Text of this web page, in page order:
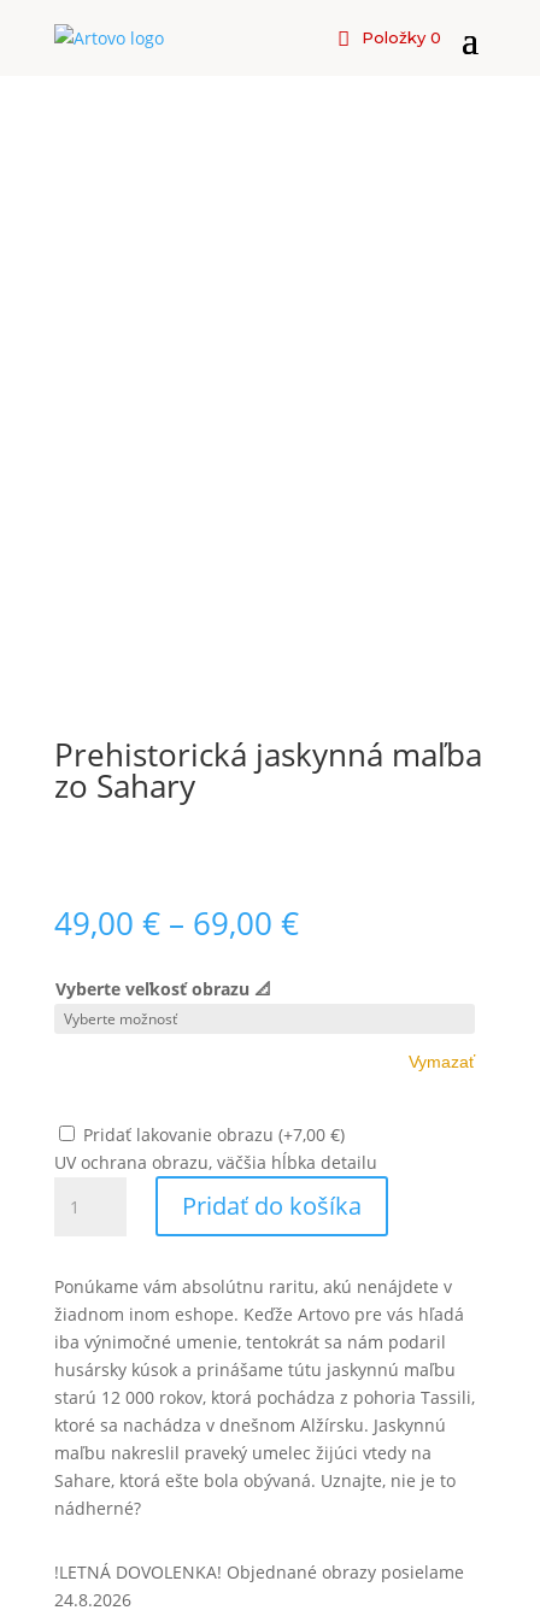
Položky 0
Prehistorická jaskynná maľba
zo Sahary
49,00 € – 69,00 €Price
range:
Vyberte veľkosť obrazu 📐
Vymazať
Pridať lakovanie obrazu (+7,00 €)
UV ochrana obrazu, väčšia hĺbka detailu
Prehistorická
zo
Sahary
Pridať do košíka
Ponúkame vám absolútnu raritu, akú nenájdete v
žiadnom inom eshope. Keďže Artovo pre vás hľadá
iba výnimočné umenie, tentokrát sa nám podaril
husársky kúsok a prinášame tútu jaskynnú maľbu
starú 12 000 rokov, ktorá pochádza z pohoria Tassili,
ktoré sa nachádza v dnešnom Alžírsku. Jaskynnú
maľbu nakreslil praveký umelec žijúci vtedy na
Sahare, ktorá ešte bola obývaná. Uznajte, nie je to
nádherné?
!LETNÁ DOVOLENKA! Objednané obrazy posielame
24.8.2026